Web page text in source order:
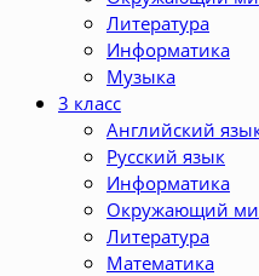
Литература
Информатика
Музыка
3 класс
Английский
Русский язык
Информатика
Окружающий
Литература
Математика